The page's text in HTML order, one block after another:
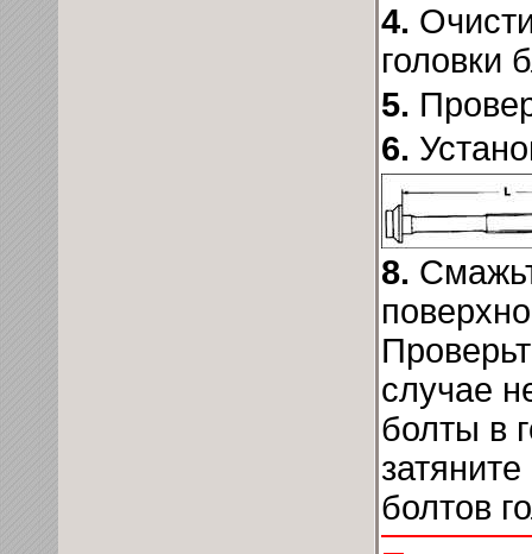
4.
головки
5.
6.
8.
случае
болты в
болтов